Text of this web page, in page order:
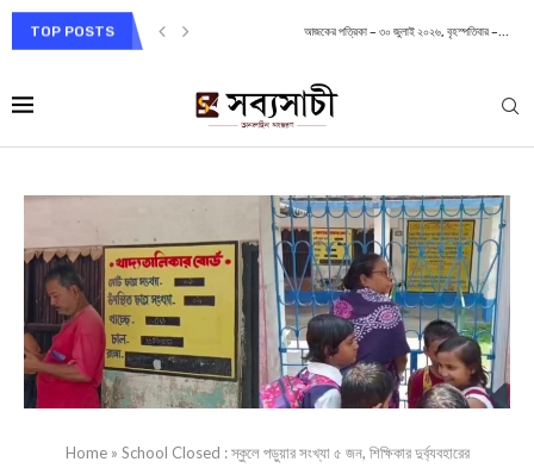
TOP POSTS আজকের পত্রিকা – ৩০ জুলাই ২০২৬, বৃহস্পতিবার –...
Home» School Closed : স্কুলে পড়ুয়ার সংখ্যা ৫ জন, শিক্ষিকার দুর্ব্যবহারের